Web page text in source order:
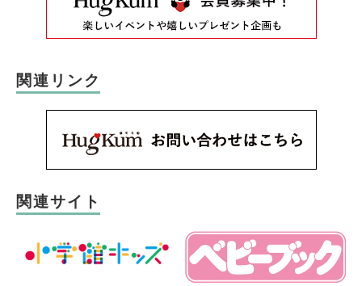
関連リンク
関連サイト